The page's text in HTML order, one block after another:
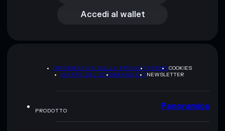
Accedi al wallet
INFORMATIVA SULLA PRIVACYTERMSCOOKIES
MAPPA DEL SITOBRAND KITNEWSLETTER
PRODOTTO Panoramica